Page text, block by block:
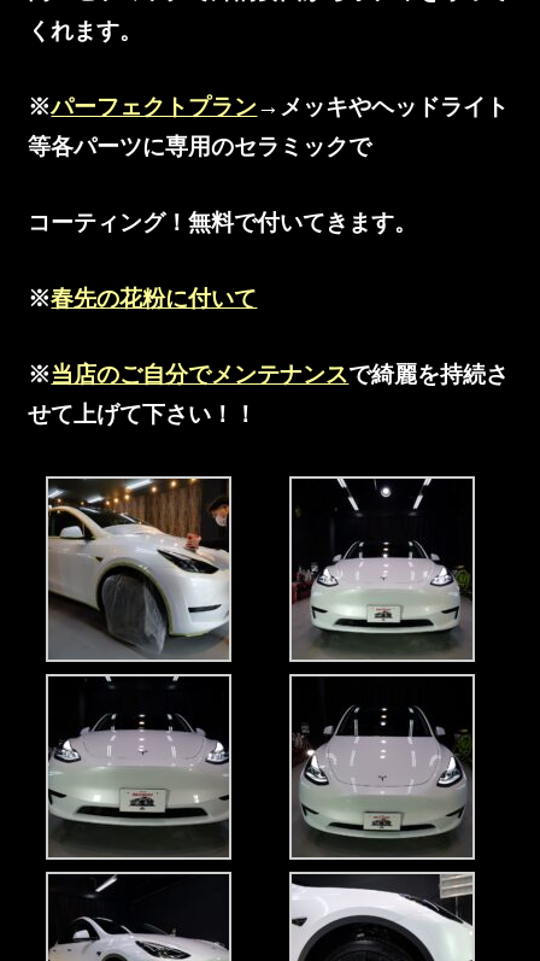
くれます。
※パーフェクトプラン→メッキやヘッドライト
等各パーツに専用のセラミックで
コーティング！無料で付いてきます。
※春先の花粉に付いて
※当店のご自分でメンテナンスで綺麗を持続さ
せて上げて下さい！！